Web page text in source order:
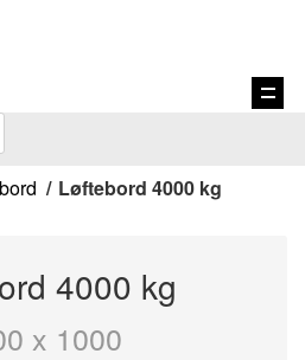
Vis
Løftebord 4000 kg
4000 kg
x 1000